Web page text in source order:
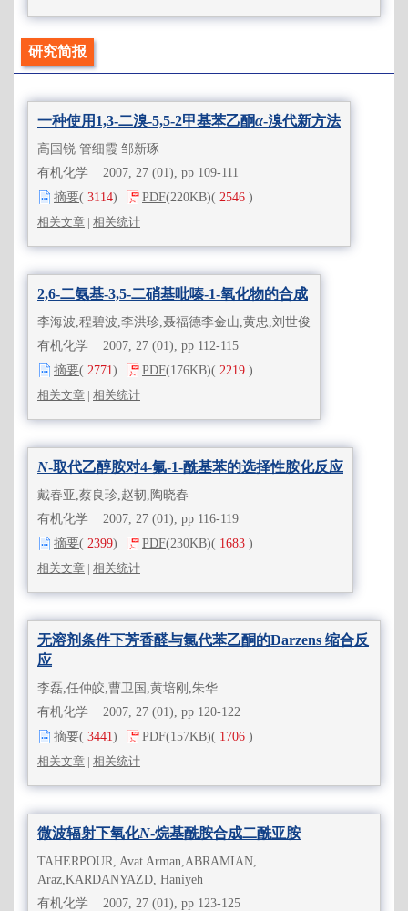
研究简报
一种使用1,3-二溴-5,5-2甲基苯乙酮α-溴代新方法
高国锐 管细霞 邹新琢
有机化学 2007, 27 (01), pp 109-111
摘要( 3114) PDF(220KB)( 2546 )
相关文章 | 相关统计
2,6-二氨基-3,5-二硝基吡嗪-1-氧化物的合成
李海波,程碧波,李洪珍,聂福德李金山,黄忠,刘世俊
有机化学 2007, 27 (01), pp 112-115
摘要( 2771) PDF(176KB)( 2219 )
相关文章 | 相关统计
N-取代乙醇胺对4-氟-1-酰基苯的选择性胺化反应
戴春亚,蔡良珍,赵韧,陶晓春
有机化学 2007, 27 (01), pp 116-119
摘要( 2399) PDF(230KB)( 1683 )
相关文章 | 相关统计
无溶剂条件下芳香醛与氯代苯乙酮的Darzens 缩合反
应
李磊,任仲皎,曹卫国,黄培刚,朱华
有机化学 2007, 27 (01), pp 120-122
摘要( 3441) PDF(157KB)( 1706 )
相关文章 | 相关统计
微波辐射下氧化N-烷基酰胺合成二酰亚胺
TAHERPOUR, Avat Arman,ABRAMIAN,
Araz,KARDANYAZD, Haniyeh
有机化学 2007, 27 (01), pp 123-125